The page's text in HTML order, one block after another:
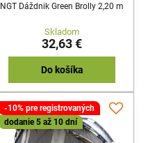
NGT Dáždnik Green Brolly 2,20 m
Skladom
32,63 €
Do košíka
-10% pre registrovaných
dodanie 5 až 10 dní